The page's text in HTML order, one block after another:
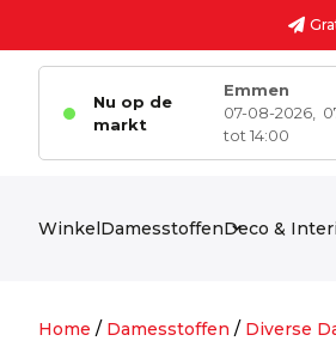
Nu op de
markt
Emmen
07-08-2026,
tot 14:00
WinkelDamesstoffenDeco &
Home / Damesstoffen / Diverse